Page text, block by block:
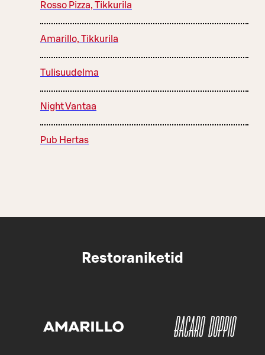
Rosso Pizza, Tikkurila
Amarillo, Tikkurila
Tulisuudelma
Night Vantaa
Pub Hertas
Restoraniketid